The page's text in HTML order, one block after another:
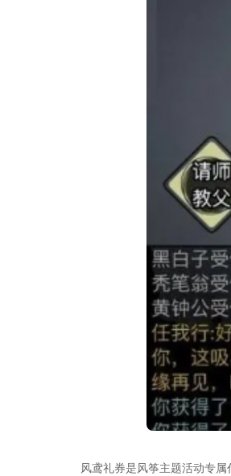
风鸢礼券是风筝主题活动专